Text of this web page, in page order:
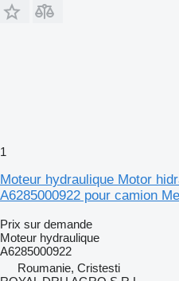
1
Moteur hydraulique Motor
A6285000922 pour camion
Prix sur demande
Moteur hydraulique
A6285000922
Roumanie, Cristesti